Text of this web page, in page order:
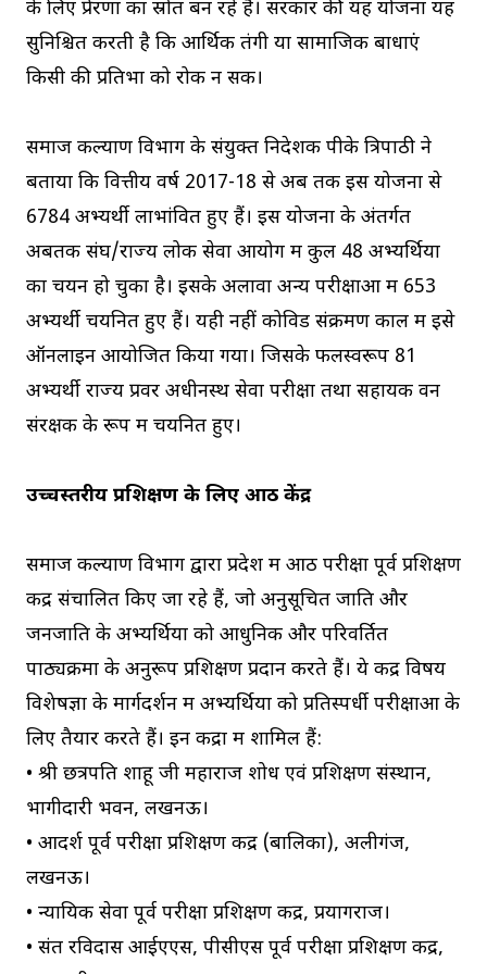
के लिए प्रेरणा का स्रोत बन रहे हैं। सरकार की यह योजना यह
सुनिश्चित करती है कि आर्थिक तंगी या सामाजिक बाधाएं
किसी की प्रतिभा को रोक न सकें।
समाज कल्याण विभाग के संयुक्त निदेशक पीके त्रिपाठी ने
बताया कि वित्तीय वर्ष 2017-18 से अब तक इस योजना से
6784 अभ्यर्थी लाभांवित हुए हैं। इस योजना के अंतर्गत
अबतक संघ/राज्य लोक सेवा आयोग में कुल 48 अभ्यर्थियों
का चयन हो चुका है। इसके अलावा अन्य परीक्षाओं में 653
अभ्यर्थी चयनित हुए हैं। यही नहीं कोविड संक्रमण काल में इसे
ऑनलाइन आयोजित किया गया। जिसके फलस्वरूप 81
अभ्यर्थी राज्य प्रवर अधीनस्थ सेवा परीक्षा तथा सहायक वन
संरक्षक के रूप में चयनित हुए।
उच्चस्तरीय प्रशिक्षण के लिए आठ केंद्र
समाज कल्याण विभाग द्वारा प्रदेश में आठ परीक्षा पूर्व प्रशिक्षण
केंद्र संचालित किए जा रहे हैं, जो अनुसूचित जाति और
जनजाति के अभ्यर्थियों को आधुनिक और परिवर्तित
पाठ्यक्रमों के अनुरूप प्रशिक्षण प्रदान करते हैं। ये केंद्र विषय
विशेषज्ञों के मार्गदर्शन में अभ्यर्थियों को प्रतिस्पर्धी परीक्षाओं के
लिए तैयार करते हैं। इन केंद्रों में शामिल हैं:
• श्री छत्रपति शाहू जी महाराज शोध एवं प्रशिक्षण संस्थान,
भागीदारी भवन, लखनऊ।
• आदर्श पूर्व परीक्षा प्रशिक्षण केंद्र (बालिका), अलीगंज,
लखनऊ।
• न्यायिक सेवा पूर्व परीक्षा प्रशिक्षण केंद्र, प्रयागराज।
• संत रविदास आईएएस, पीसीएस पूर्व परीक्षा प्रशिक्षण केंद्र,